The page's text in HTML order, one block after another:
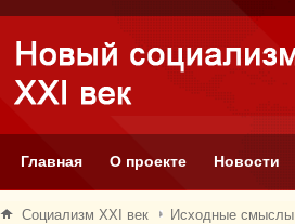
Главная О проекте Новости
Социализм XXI век Исходные смыслы